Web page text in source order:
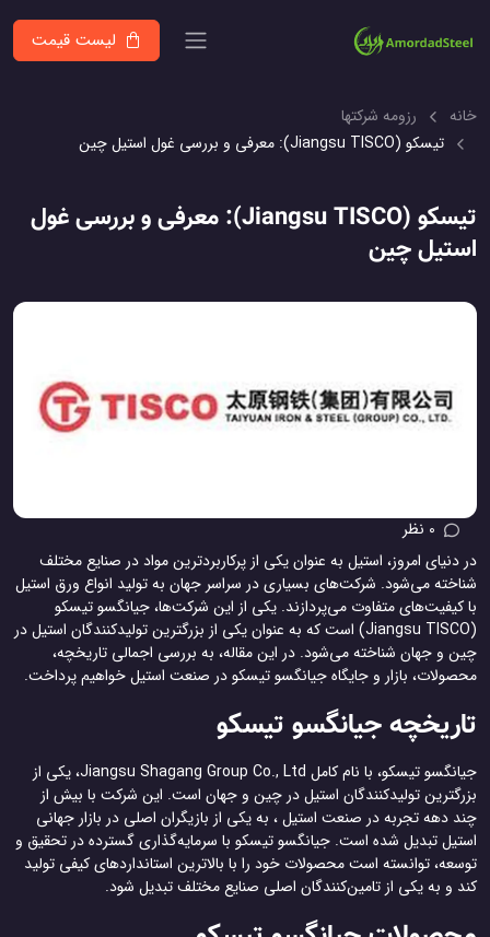
لیست قیمت
خانه
رزومه شرکتها
تیسکو (Jiangsu TISCO): معرفی و بررسی غول استیل چین
تیسکو (Jiangsu TISCO): معرفی و بررسی غول
استیل چین
0 نظر
در دنیای امروز، استیل به عنوان یکی از پرکاربردترین مواد در صنایع مختلف
شناخته می‌شود. شرکت‌های بسیاری در سراسر جهان به تولید انواع ورق استیل
با کیفیت‌های متفاوت می‌پردازند. یکی از این شرکت‌ها، جیانگسو تیسکو
(Jiangsu TISCO) است که به عنوان یکی از بزرگترین تولیدکنندگان استیل در
چین و جهان شناخته می‌شود. در این مقاله، به بررسی اجمالی تاریخچه،
محصولات، بازار و جایگاه جیانگسو تیسکو در صنعت استیل خواهیم پرداخت.
تاریخچه جیانگسو تیسکو
جیانگسو تیسکو، با نام کامل Jiangsu Shagang Group Co., Ltd، یکی از
بزرگترین تولیدکنندگان استیل در چین و جهان است. این شرکت با بیش از
چند دهه تجربه در صنعت استیل ، به یکی از بازیگران اصلی در بازار جهانی
استیل تبدیل شده است. جیانگسو تیسکو با سرمایه‌گذاری گسترده در تحقیق و
توسعه، توانسته است محصولات خود را با بالاترین استانداردهای کیفی تولید
کند و به یکی از تامین‌کنندگان اصلی صنایع مختلف تبدیل شود.